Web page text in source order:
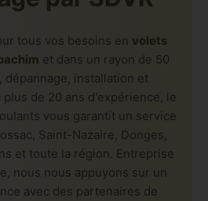
tous vos besoins en volets
et dans un rayon de 50
dépannage, installation et
de 20 ans d'expérience, le
vous garantit un service
Saint-Nazaire, Donges,
et toute la région. Entreprise
nous nous appuyons sur un
avec des partenaires de